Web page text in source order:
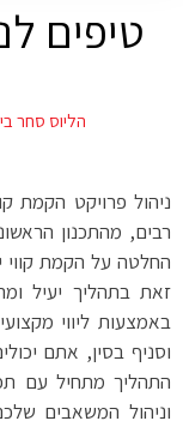
טיפים
הליוס סחר
ניהול פרויקט הקמת
רבים, מהתכנון
החלטה על הקמת קווי
זאת בתהליך יעיל
באמצעות ליווי
וסניף בסין, אתם
התהליך מתחיל עם
וניהול המשאבים